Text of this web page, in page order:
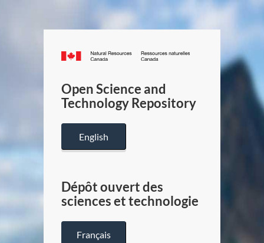
Canada.ca
/
Canada
Open Science and
Technology Repository
English
Dépôt ouvert des
sciences et technologie
Français